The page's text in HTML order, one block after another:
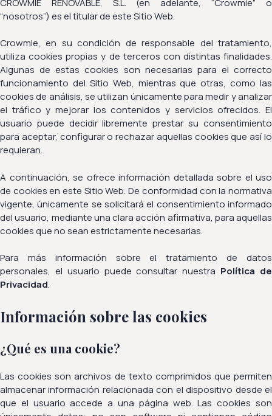
“nosotros”) es el titular de este Sitio Web.
Crowmie, en su condición de responsable del tratamiento,
utiliza cookies propias y de terceros con distintas finalidades.
Algunas de estas cookies son necesarias para el correcto
funcionamiento del Sitio Web, mientras que otras, como las
cookies de análisis, se utilizan únicamente para medir y analizar
el tráfico y mejorar los contenidos y servicios ofrecidos. El
usuario puede decidir libremente prestar su consentimiento
para aceptar, configurar o rechazar aquellas cookies que así lo
requieran.
A continuación, se ofrece información detallada sobre el uso
de cookies en este Sitio Web. De conformidad con la normativa
vigente, únicamente se solicitará el consentimiento informado
del usuario, mediante una clara acción afirmativa, para aquellas
cookies que no sean estrictamente necesarias.
Para más información sobre el tratamiento de datos
personales, el usuario puede consultar nuestra Política de
Privacidad.
Información sobre las cookies
¿Qué es una cookie?
Las cookies son archivos de texto comprimidos que permiten
almacenar información relacionada con el dispositivo desde el
que el usuario accede a una página web. Las cookies son